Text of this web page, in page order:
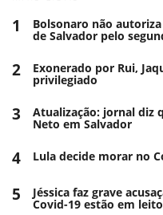
1 Bolsonaro não
de Salvador pelo
2 Exonerado por Rui,
privilegiado
3 Atualização: jornal diz
Neto em Salvador
4 Lula decide morar no
5 Jéssica faz grave
Covid-19 estão em